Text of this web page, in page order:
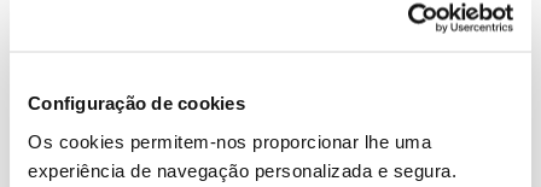
Configuração de cookies
Os cookies permitem-nos proporcionar lhe uma
experiência de navegação personalizada e segura.